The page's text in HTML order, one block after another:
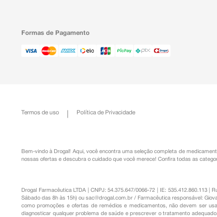
Formas de Pagamento
Termos de uso Política de Privacidade
Bem-vindo à Drogal! Aqui, você encontra uma seleção completa de
nossas ofertas e descubra o cuidado que você merece! Confira todas as
Drogal Farmacêutica LTDA | CNPJ: 54.375.647/0066-72 | IE: 535.412.860.113
Sábado das 8h às 15h) ousac@drogal.com.br / Farmacêutica responsável:
como promoções e ofertas de remédios e medicamentos, não devem ser
diagnosticar qualquer problema de saúde e prescrever o tratamento